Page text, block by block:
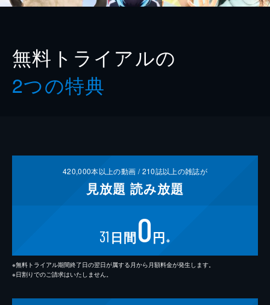
無料トライアルの
2つの特典
420,000本以上の動画 /210誌以上の雑誌が
見放題 読み放題
31 日間0円 ※
※無料トライアル期間終了日の翌日が属する月から月額料金が発生します。
※日割りでのご請求はいたしません。